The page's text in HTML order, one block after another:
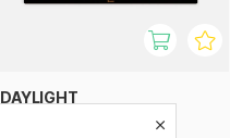
DAYLIGHT
Wafer 3 Lichttafel LED A2